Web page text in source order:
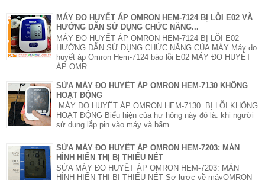
MÁY ĐO HUYẾT ÁP OMRON HEM-7124 BỊ LỖI E02 VÀ
HƯỚNG DẪN SỬ DỤNG CHỨC NĂNG...
MÁY ĐO HUYẾT ÁP OMRON HEM-7124 BỊ LỖI E02
HƯỚNG DẪN SỬ DỤNG CHỨC NĂNG CỦA MÁY Máy đo
huyết áp Omron Hem-7124 báo lỗi E02 MÁY ĐO HUYẾT
ÁP OMR...
SỬA MÁY ĐO HUYẾT ÁP OMRON HEM-7130 KHÔNG
HOẠT ĐỘNG
MÁY ĐO HUYẾT ÁP OMRON HEM-7130 BỊ LỖI KHÔNG
HOẠT ĐỘNG Biểu hiện của hư hỏng này đó là: khi người
sử dụng lắp pin vào máy và bấm ...
SỬA MÁY ĐO HUYẾT ÁP OMRON HEM-7203: MÀN
HÌNH HIỂN THỊ BỊ THIẾU NÉT
SỬA MÁY ĐO HUYẾT ÁP OMRON HEM-7203: MÀN
HÌNH HIỂN THỊ BỊ THIẾU NÉT Sơ lược về máyOMRON